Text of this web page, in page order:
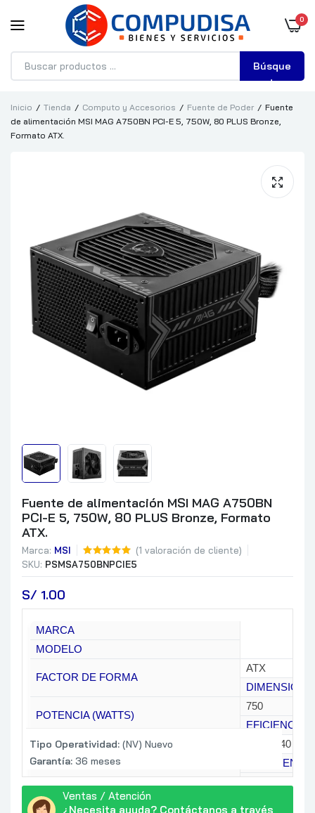
0
Búsque
da
Inicio Tienda Computo y Accesorios Fuente de Poder
Fuente
de alimentación MSI MAG A750BN PCI-E 5, 750W, 80 PLUS Bronze,
Formato ATX.
Fuente de alimentación MSI MAG A750BN
PCI-E 5, 750W, 80 PLUS Bronze, Formato
ATX.
Marca: MSI (1 valoración de cliente)
SKU: PSMSA750BNPCIE5
S/ 1.00
MARCA
MODELO
FACTOR DE FORMA
ATX
POTENCIA (WATTS)
750
EFICIENCIA
VOLTAJE DE ENTRADA
100 – 240 VAC
FRECUENCIA
Tipo Operatividad: (NV) Nuevo
Garantía: 36 meses
Ventas / Atención
¿Necesita ayuda? Contáctanos a través